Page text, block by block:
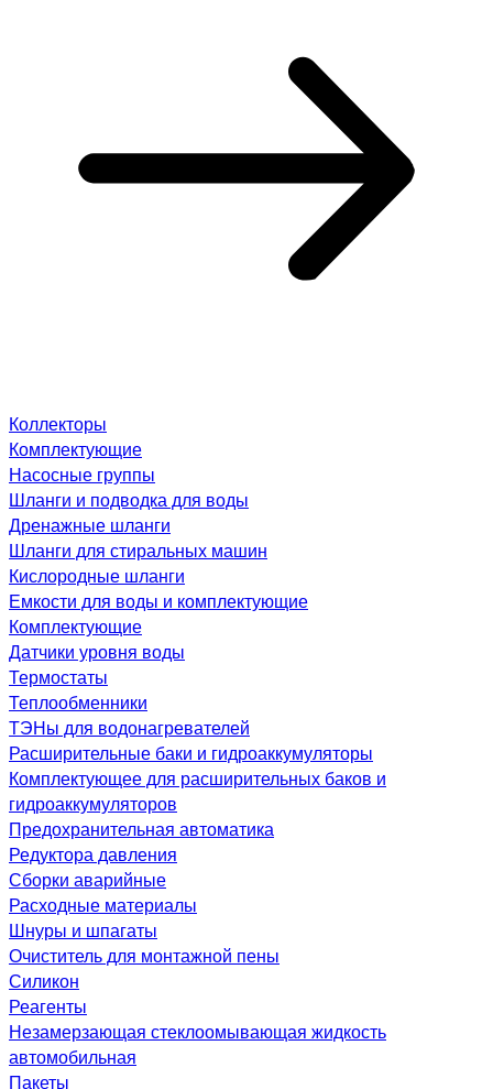
Коллекторы
Комплектующие
Насосные группы
Шланги и подводка для воды
Дренажные шланги
Шланги для стиральных машин
Кислородные шланги
Емкости для воды и комплектующие
Комплектующие
Датчики уровня воды
Термостаты
Теплообменники
ТЭНы для водонагревателей
Расширительные баки и гидроаккумуляторы
Комплектующее для расширительных баков и
гидроаккумуляторов
Предохранительная автоматика
Редуктора давления
Сборки аварийные
Расходные материалы
Шнуры и шпагаты
Очиститель для монтажной пены
Силикон
Реагенты
Незамерзающая стеклоомывающая жидкость
автомобильная
Пакеты